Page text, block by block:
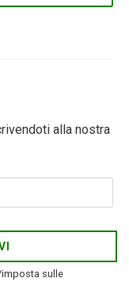
alla nostra
sulle